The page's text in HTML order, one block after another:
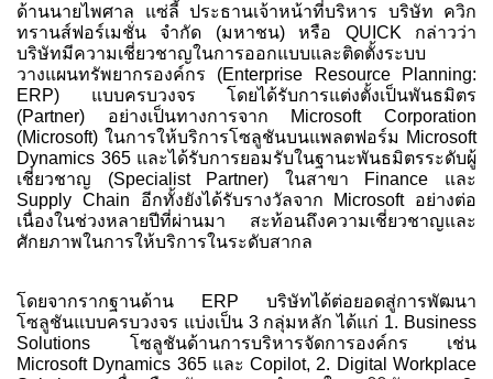
ด้านนายไพศาล แซ่ลี้ ประธานเจ้าหน้าที่บริหาร บริษัท ควิก
ทรานส์ฟอร์เมชั่น จำกัด (มหาชน) หรือ QUICK กล่าวว่า
บริษัทมีความเชี่ยวชาญในการออกแบบและติดตั้งระบบ
วางแผนทรัพยากรองค์กร (Enterprise Resource Planning:
ERP) แบบครบวงจร โดยได้รับการแต่งตั้งเป็นพันธมิตร
(Partner) อย่างเป็นทางการจาก Microsoft Corporation
(Microsoft) ในการให้บริการโซลูชันบนแพลตฟอร์ม Microsoft
Dynamics 365 และได้รับการยอมรับในฐานะพันธมิตรระดับผู้
เชี่ยวชาญ (Specialist Partner) ในสาขา Finance และ
Supply Chain อีกทั้งยังได้รับรางวัลจาก Microsoft อย่างต่อ
เนื่องในช่วงหลายปีที่ผ่านมา สะท้อนถึงความเชี่ยวชาญและ
ศักยภาพในการให้บริการในระดับสากล
โดยจากรากฐานด้าน ERP บริษัทได้ต่อยอดสู่การพัฒนา
โซลูชันแบบครบวงจร แบ่งเป็น 3 กลุ่มหลัก ได้แก่ 1. Business
Solutions โซลูชันด้านการบริหารจัดการองค์กร เช่น
Microsoft Dynamics 365 และ Copilot, 2. Digital Workplace